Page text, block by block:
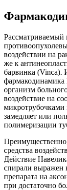
Рассматриваемый
воздействии на
же к
барвинка (Vinca).
фармакодинамика
организм
воздействие на
микротрубочками
замедляет или
полимеризации
средства
Действие
спирали выражен
препарата на
при достаточно